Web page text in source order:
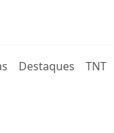
Destaques TNT